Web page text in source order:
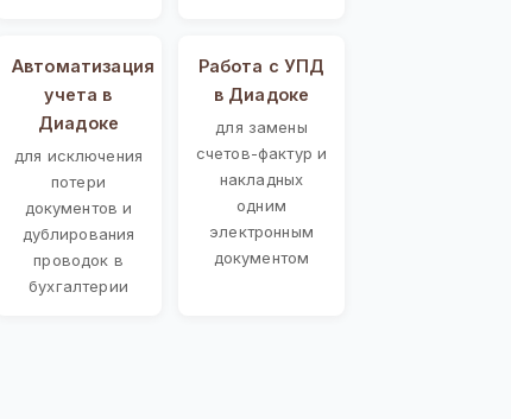
Автоматизация
учета в
Диадоке
для исключения
потери
документов и
дублирования
проводок в
бухгалтерии
Работа с УПД
в Диадоке
для замены
счетов-фактур и
накладных
одним
электронным
документом